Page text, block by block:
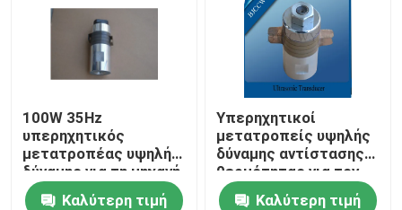
100W 35Hz
υπερηχητικός
μετατροπέας υψηλής
δύναμης για τη μηχανή
συγκόλλησης
Καλύτερη τιμή
Υπερηχητικοί
μετατροπείς υψηλής
δύναμης αντίστασης
θερμότητας για τον
καθαρισμό
Καλύτερη τιμή